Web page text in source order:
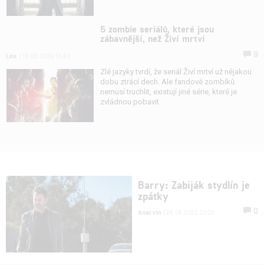
5 zombie seriálů, které jsou
zábavnější, než Živí mrtví
Zlé jazyky tvrdí, že seriál Živí mrtví už nějakou
dobu ztrácí dech. Ale fandové zombíků
nemusí truchlit, existují jiné série, které je
zvládnou pobavit.
Barry: Zabiják stydlín je
zpátky
Anarvin 0